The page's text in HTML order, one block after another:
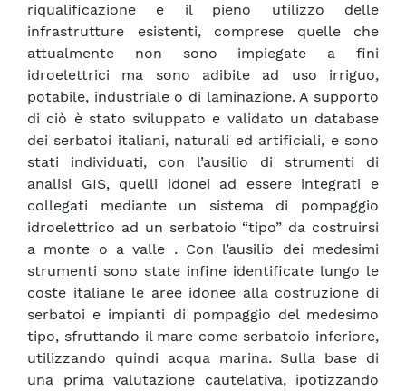
riqualificazione e il pieno utilizzo delle
infrastrutture esistenti, comprese quelle che
attualmente non sono impiegate a fini
idroelettrici ma sono adibite ad uso irriguo,
potabile, industriale o di laminazione. A supporto
di ciò è stato sviluppato e validato un database
dei serbatoi italiani, naturali ed artificiali, e sono
stati individuati, con l’ausilio di strumenti di
analisi GIS, quelli idonei ad essere integrati e
collegati mediante un sistema di pompaggio
idroelettrico ad un serbatoio “tipo” da costruirsi
a monte o a valle . Con l’ausilio dei medesimi
strumenti sono state infine identificate lungo le
coste italiane le aree idonee alla costruzione di
serbatoi e impianti di pompaggio del medesimo
tipo, sfruttando il mare come serbatoio inferiore,
utilizzando quindi acqua marina. Sulla base di
una prima valutazione cautelativa, ipotizzando